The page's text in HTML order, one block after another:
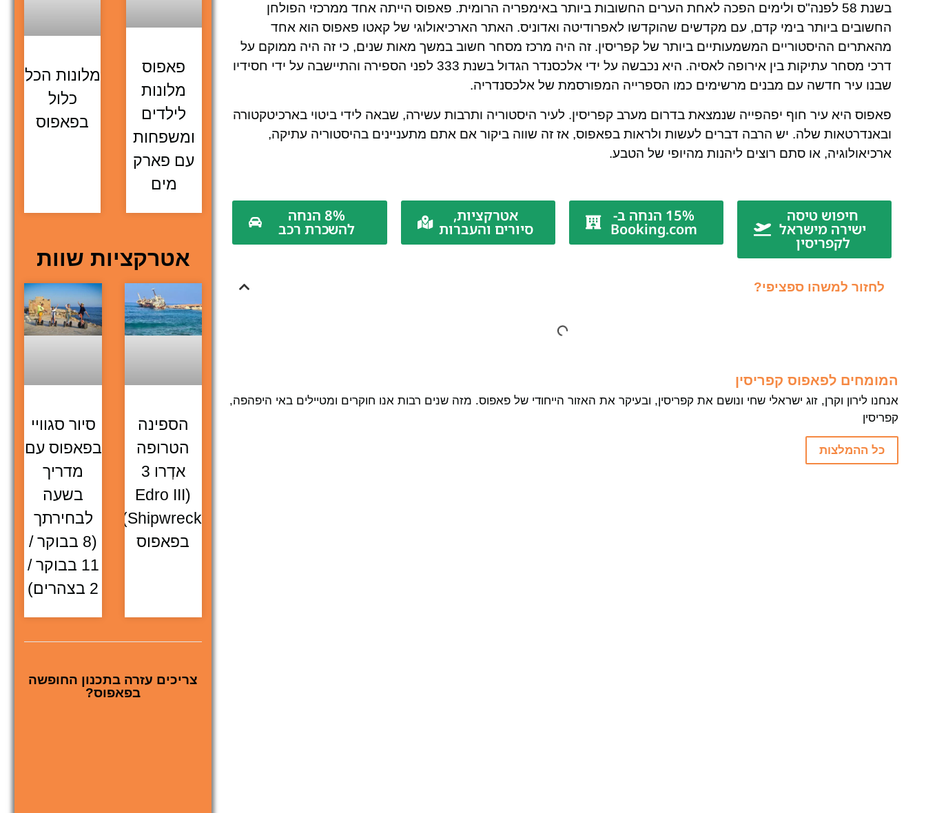
בשנת 58 לפנה"ס ולימים הפכה לאחת הערים החשובות ביותר באימפריה הרומית. פאפוס הייתה אחד ממרכזי הפולחן
החשובים ביותר בימי קדם, עם מקדשים שהוקדשו לאפרודיטה ואדוניס. האתר הארכיאולוגי של קאטו פאפוס הוא אחד
מהאתרים ההיסטוריים המשמעותיים ביותר של קפריסין. זה היה מרכז מסחר חשוב במשך מאות שנים, כי זה היה ממוקם על
דרכי מסחר עתיקות בין אירופה לאסיה. היא נכבשה על ידי אלכסנדר הגדול בשנת 333 לפני הספירה והתיישבה על ידי חסידיו
שבנו עיר חדשה עם מבנים מרשימים כמו הספרייה המפורסמת של אלכסנדריה.
פאפוס היא עיר חוף יפהפייה שנמצאת בדרום מערב קפריסין. לעיר היסטוריה ותרבות עשירה, שבאה לידי ביטוי בארכיטקטורה
ובאנדרטאות שלה. יש הרבה דברים לעשות ולראות בפאפוס, אז זה שווה ביקור אם אתם מתעניינים בהיסטוריה עתיקה,
ארכיאולוגיה, או סתם רוצים ליהנות מהיופי של הטבע.
חיפוש טיסה
ישירה מישראל
לקפריסין
15% הנחה ב-
Booking.com
אטרקציות,
סיורים והעברות
8% הנחה
להשכרת רכב
לחזור למשהו ספציפי?
המומחים לפאפוס קפריסין
אנחנו לירון וקרן, זוג ישראלי שחי ונושם את קפריסין, ובעיקר את האזור הייחודי של פאפוס. מזה שנים רבות אנו חוקרים ומטיילים באי היפהפה,
קפריסין
כל ההמלצות
פאפוס
מלונות
לילדים
ומשפחות
עם פארק
מים
מלונות הכל
כלול
בפאפוס
אטרקציות שוות
הספינה
הטרופה
אדְרו 3
(Edro III
Shipwreck)
בפאפוס
סיור סגוויי
בפאפוס עם
מדריך
בשעה
לבחירתך
(8 בבוקר /
11 בבוקר /
2 בצהרים)
צריכים עזרה בתכנון החופשה
בפאפוס?